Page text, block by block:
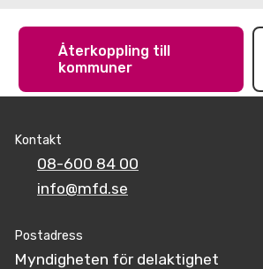
Återkoppling till
kommuner
Kontakt
08-600 84 00
info@mfd.se
Postadress
Myndigheten för delaktighet